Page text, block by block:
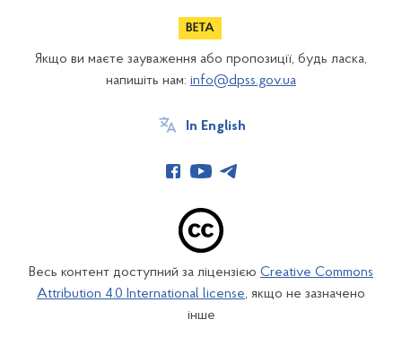
Якщо ви маєте зауваження або пропозиції, будь ласка,
напишіть нам: info@dpss.gov.ua
In English
Весь контент доступний за ліцензією Creative Commons
Attribution 4.0 International license, якщо не зазначено
інше